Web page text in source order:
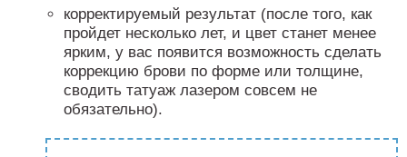
корректируемый результат (после того, как
пройдет несколько лет, и цвет станет менее
ярким, у вас появится возможность сделать
коррекцию брови по форме или толщине,
сводить татуаж лазером совсем не
обязательно).